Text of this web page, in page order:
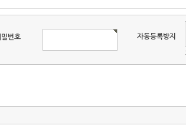
밀번호 자동등록방지